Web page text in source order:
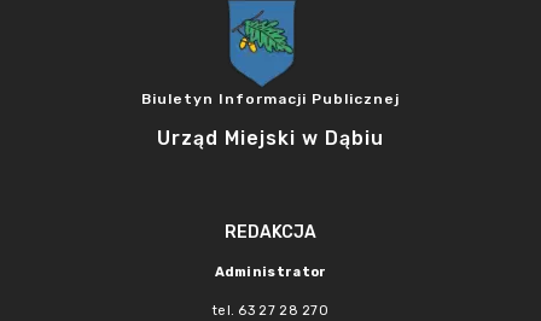
Biuletyn Informacji Publicznej
Urząd Miejski w Dąbiu
REDAKCJA
Administrator
tel. 63 27 28 270